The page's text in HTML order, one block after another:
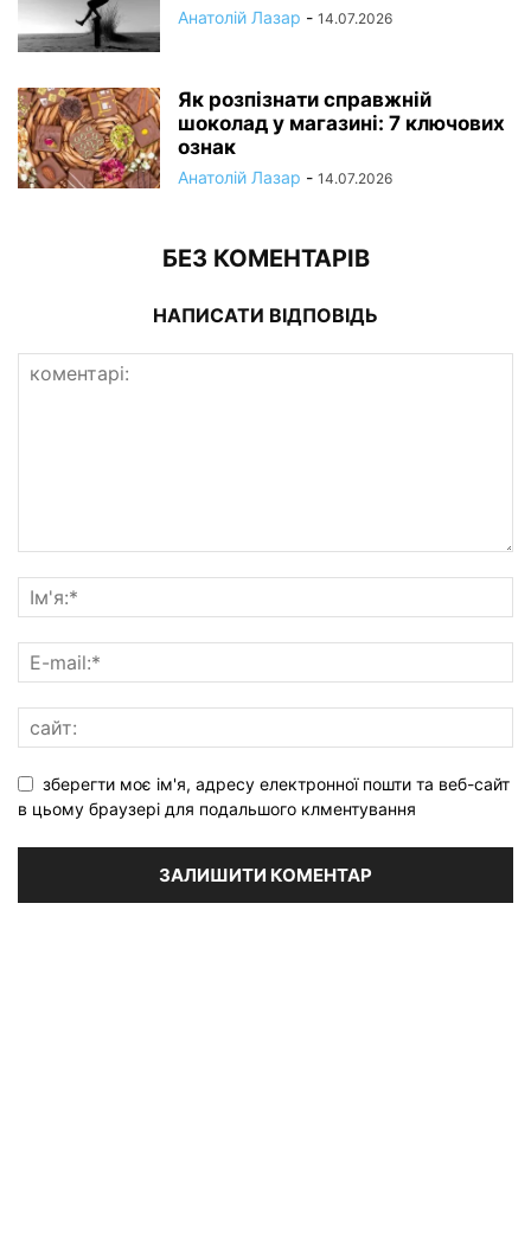
Анатолій Лазар - 14.07.2026
Як розпізнати справжній
шоколад у магазині: 7 ключових
ознак
Анатолій Лазар - 14.07.2026
БЕЗ КОМЕНТАРІВ
НАПИСАТИ ВІДПОВІДЬ
зберегти моє ім'я, адресу електронної пошти та веб-сайт
в цьому браузері для подальшого клментування